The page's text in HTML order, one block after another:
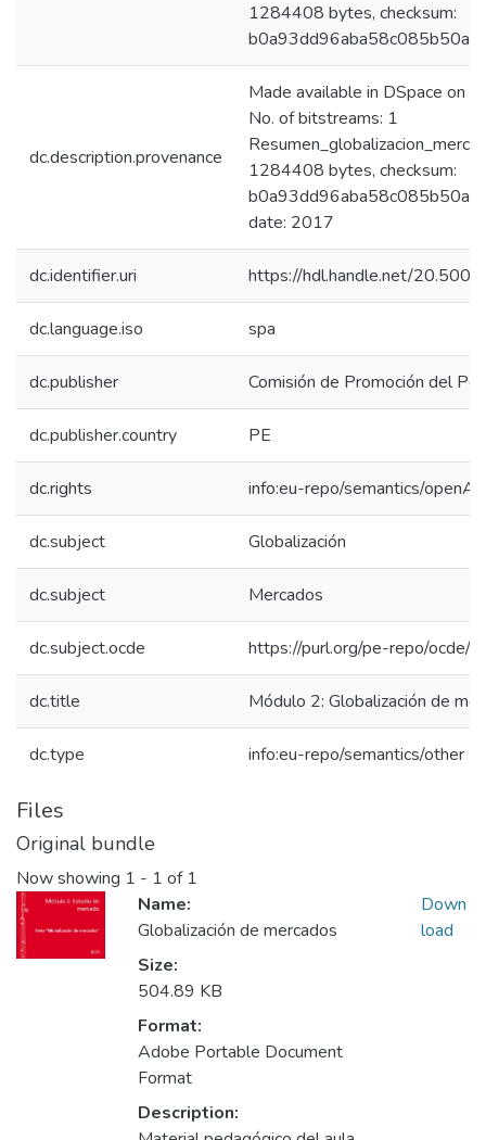
1284408 bytes, checksum:
dc.description.provenance
Made available in DSpace on
No. of bitstreams: 1
1284408 bytes, checksum:
date: 2017
dc.identifier.uri https://hdl.handle.net/
dc.language.iso spa
dc.publisher Comisión de Promoción del
dc.publisher.country PE
dc.rights info:eu-repo/semantics/
dc.subject Globalización
dc.subject Mercados
dc.subject.ocde https://purl.org/pe-repo/ocde/
dc.title Módulo 2: Globalización de
dc.type info:eu-repo/semantics/other
Files
Original bundle
Now showing 1 - 1 of 1
Name:
Globalización de mercados
Size:
504.89 KB
Format:
Adobe Portable Document
Format
Description:
Down
load